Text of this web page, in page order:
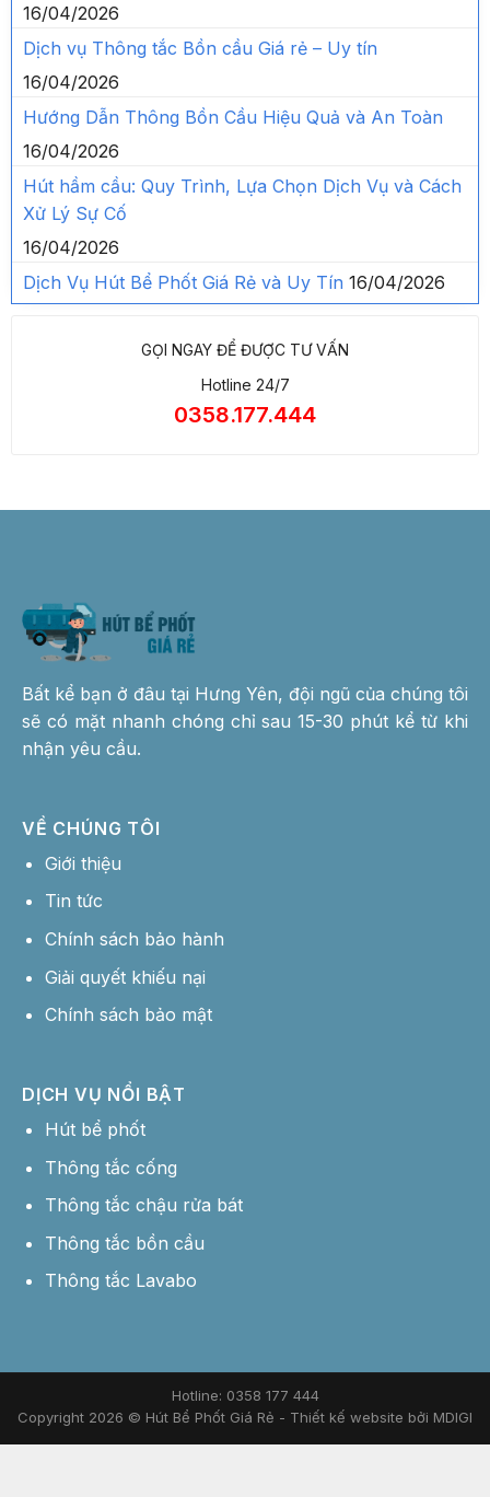
16/04/2026
Dịch vụ Thông tắc Bồn cầu Giá rẻ – Uy tín
16/04/2026
Hướng Dẫn Thông Bồn Cầu Hiệu Quả và An Toàn
16/04/2026
Hút hầm cầu: Quy Trình, Lựa Chọn Dịch Vụ và Cách
Xử Lý Sự Cố
16/04/2026
Dịch Vụ Hút Bể Phốt Giá Rẻ và Uy Tín 16/04/2026
GỌI NGAY ĐỂ ĐƯỢC TƯ VẤN
Hotline 24/7
0358.177.444
Bất kể bạn ở đâu tại Hưng Yên, đội ngũ của chúng tôi
sẽ có mặt nhanh chóng chỉ sau 15-30 phút kể từ khi
nhận yêu cầu.
VỀ CHÚNG TÔI
Giới thiệu
Tin tức
Chính sách bảo hành
Giải quyết khiếu nại
Chính sách bảo mật
DỊCH VỤ NỔI BẬT
Hút bể phốt
Thông tắc cống
Thông tắc chậu rửa bát
Thông tắc bồn cầu
Thông tắc Lavabo
Hotline: 0358 177 444
Copyright 2026 © Hút Bể Phốt Giá Rẻ - Thiết kế website bởi MDIGI